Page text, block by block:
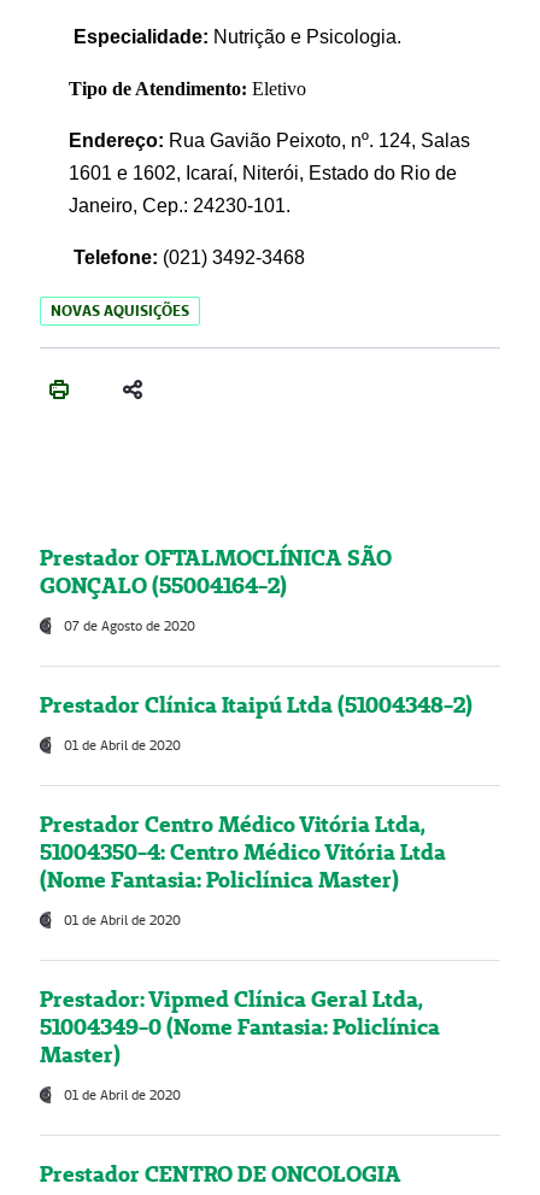
Especialidade: Nutrição e Psicologia.
Tipo de Atendimento: Eletivo
Endereço: Rua Gavião Peixoto, nº. 124, Salas
1601 e 1602, Icaraí, Niterói, Estado do Rio de
Janeiro, Cep.: 24230-101.
Telefone: (021) 3492-3468
NOVAS AQUISIÇÕES
Prestador OFTALMOCLÍNICA SÃO
GONÇALO (55004164-2)
07 de Agosto de 2020
Prestador Clínica Itaipú Ltda (51004348-2)
01 de Abril de 2020
Prestador Centro Médico Vitória Ltda,
51004350-4: Centro Médico Vitória Ltda
(Nome Fantasia: Policlínica Master)
01 de Abril de 2020
Prestador: Vipmed Clínica Geral Ltda,
51004349-0 (Nome Fantasia: Policlínica
Master)
01 de Abril de 2020
Prestador CENTRO DE ONCOLOGIA